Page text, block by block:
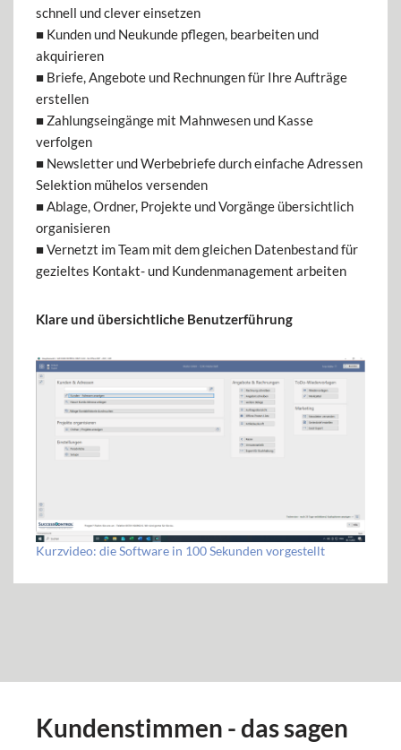
schnell und clever einsetzen
■ Kunden und Neukunde pflegen, bearbeiten und
akquirieren
■ Briefe, Angebote und Rechnungen für Ihre Aufträge
erstellen
■ Zahlungseingänge mit Mahnwesen und Kasse
verfolgen
■ Newsletter und Werbebriefe durch einfache Adressen
Selektion mühelos versenden
■ Ablage, Ordner, Projekte und Vorgänge übersichtlich
organisieren
■ Vernetzt im Team mit dem gleichen Datenbestand für
gezieltes Kontakt- und Kundenmanagement arbeiten
Klare und übersichtliche Benutzerführung
Kurzvideo: die Software in 100 Sekunden vorgestellt
Kundenstimmen - das sagen